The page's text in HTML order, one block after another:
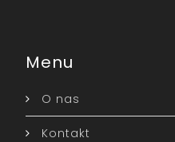
Menu
O nas
Kontakt